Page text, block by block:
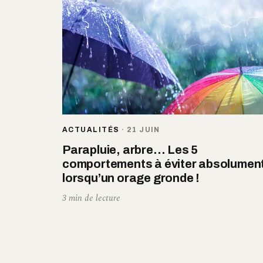
ACTUALITÉS · 21 JUIN
Parapluie, arbre… Les 5
comportements à éviter
lorsqu’un orage gronde !
3 min de lecture